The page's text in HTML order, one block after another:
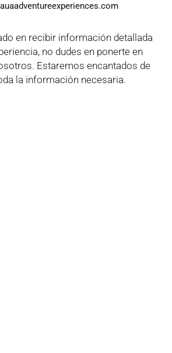
en recibir información detallada
no dudes en ponerte en
Estaremos encantados de
la información necesaria.